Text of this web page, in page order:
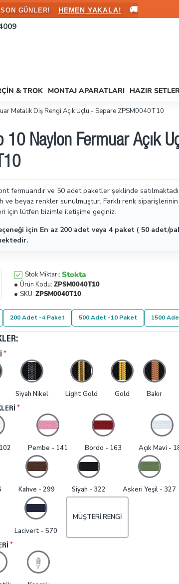
• HEMEN FAYDALANIN 🚚
& TROK MONTAJ APARATLARI HAZIR
Metalik Diş Rengi Açık Uçlu - Separe ZPSM0040T10
10 Naylon Fermuar Açık
fermuarıdır ve 50 adet paketler şeklinde
ve beyaz renkler sunulmuştur. Farklı renk
için lütfen bizimle iletişime geçiniz.
için En az 200 adet veya 4 paket ( 50 adet/
Stok Miktarı: Stokta
Ürün Kodu: ZPSM0040T10
SKU: ZPSM0040T10
200 Adet -4 Paket 500 Adet -10 Paket 1500
Siyah Nikel Light Gold Gold Bakır
Pembe - 141 Bordo - 163 Açık Mavi -
Kahve - 299 Siyah - 322 Askeri Yeşil - 327
Lacivert - 570
MÜŞTERI RENGI